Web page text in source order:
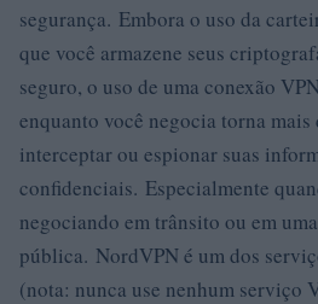
segurança. Embora o uso da
que você armazene seus
seguro, o uso de uma conexão
enquanto você negocia torna
interceptar ou espionar suas
confidenciais. Especialmente
negociando em trânsito ou em
pública. NordVPN é um dos
(nota: nunca use nenhum serviço